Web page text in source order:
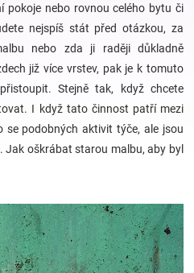
pokoje nebo rovnou celého bytu či
nejspíš stát před otázkou, za
nebo zda ji raději důkladně
již více vrstev, pak je k tomuto
Stejně tak, když chcete
I když tato činnost patří mezi
se podobných aktivit týče, ale jsou
Jak oškrábat starou malbu, aby byl